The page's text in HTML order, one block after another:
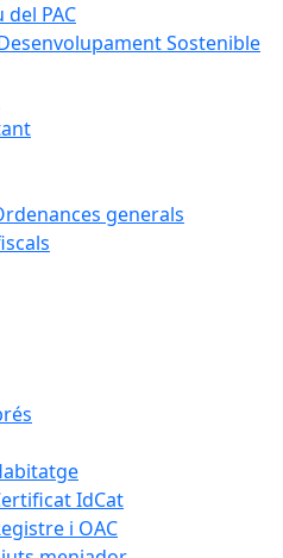
PAC
Sostenible
generals
IdCat
i OAC